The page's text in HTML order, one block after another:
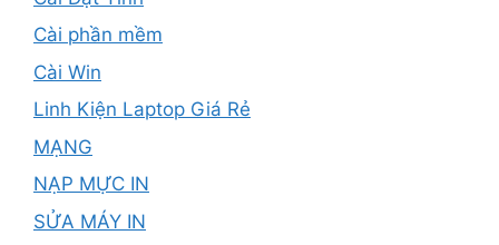
Cài phần mềm
Cài Win
Linh Kiện Laptop Giá Rẻ
MẠNG
NẠP MỰC IN
SỬA MÁY IN